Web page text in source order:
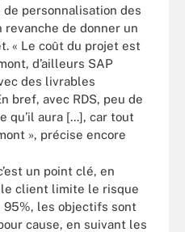
personnalisation des
de donner un
« Le coût du projet est
d’ailleurs SAP
des livrables
bref, avec RDS, peu de
qu’il aura [...], car tout
», précise encore
un point clé, en
le client limite le risque
95%, les objectifs sont
cause, en suivant les